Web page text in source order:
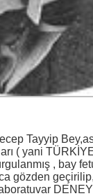
Tayyip
( yani
, bay
gözden